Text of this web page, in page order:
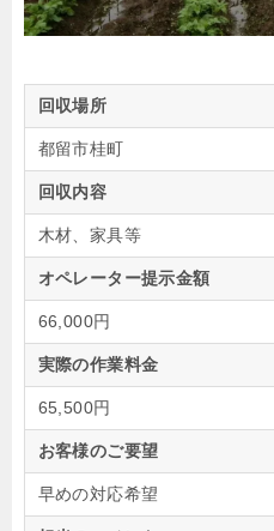
回収場所
都留市桂町
回収内容
木材、家具等
オペレーター提示金額
66,000円
実際の作業料金
65,500円
お客様のご要望
早めの対応希望